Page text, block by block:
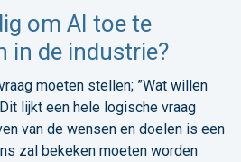
om AI toe te
in de industrie?
moeten stellen; ”Wat willen
lijkt een hele logische vraag
van de wensen en doelen is een
zal bekeken moeten worden